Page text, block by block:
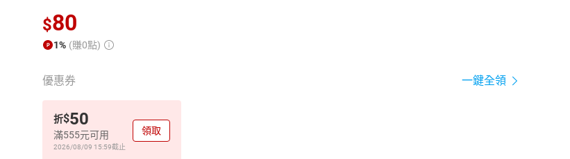
$80
1% (賺0點)
優惠券 一鍵全領
折$50
滿555元可用
2026/08/09 15:59截止
領取